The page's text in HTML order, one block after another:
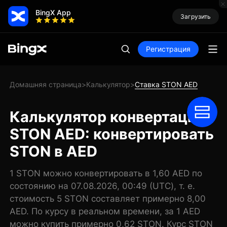
BingX App Загрузить
Регистрация
Домашняя страница>Калькулятор>Ставка STON AED
Калькулятор конвертации
STON AED: конвертировать
STON в AED
1 STON можно конвертировать в 1,60 AED по
состоянию на 07.08.2026, 00:49 (UTC), т. е.
стоимость 5 STON составляет примерно 8,00
AED. По курсу в реальном времени, за 1 AED
можно купить примерно 0,62 STON. Курс STON